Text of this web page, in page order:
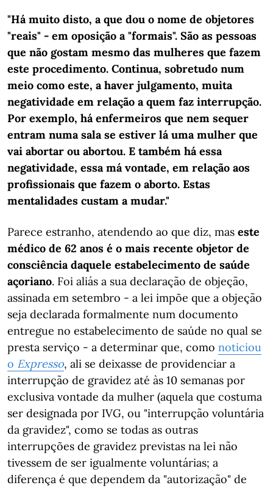
"Há muito disto, a que dou o nome de objetores
"reais" - em oposição a "formais". São as pessoas
que não gostam mesmo das mulheres que fazem
este procedimento. Continua, sobretudo num
meio como este, a haver julgamento, muita
negatividade em relação a quem faz interrupção.
Por exemplo, há enfermeiros que nem sequer
entram numa sala se estiver lá uma mulher que
vai abortar ou abortou. E também há essa
negatividade, essa má vontade, em relação aos
profissionais que fazem o aborto. Estas
mentalidades custam a mudar."
Parece estranho, atendendo ao que diz, mas este
médico de 62 anos é o mais recente objetor de
consciência daquele estabelecimento de saúde
açoriano. Foi aliás a sua declaração de objeção,
assinada em setembro - a lei impõe que a objeção
seja declarada formalmente num documento
entregue no estabelecimento de saúde no qual se
presta serviço - a determinar que, como noticiou
o Expresso, ali se deixasse de providenciar a
interrupção de gravidez até às 10 semanas por
exclusiva vontade da mulher (aquela que costuma
ser designada por IVG, ou "interrupção voluntária
da gravidez", como se todas as outras
interrupções de gravidez previstas na lei não
tivessem de ser igualmente voluntárias; a
diferença é que dependem da "autorização" de